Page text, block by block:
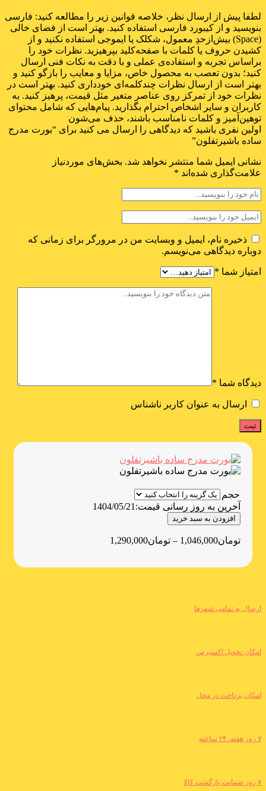
لطفا پیش از ارسال نظر، خلاصه قوانین زیر را مطالعه کنید: فارسی
بنویسید و از کیبورد فارسی استفاده کنید. بهتر است از فضای خالی
(Space) بیش‌از‌حدِ معمول، شکلک یا ایموجی استفاده نکنید و از
کشیدن حروف یا کلمات با صفحه‌کلید بپرهیزید. نظرات خود را
براساس تجربه و استفاده‌ی عملی و با دقت به نکات فنی ارسال
کنید؛ بدون تعصب به محصول خاص، مزایا و معایب را بازگو کنید و
بهتر است از ارسال نظرات چندکلمه‌‌ای خودداری کنید. بهتر است در
نظرات خود از تمرکز روی عناصر متغیر مثل قیمت، پرهیز کنید. به
کاربران و سایر اشخاص احترام بگذارید. پیام‌هایی که شامل محتوای
توهین‌آمیز و کلمات نامناسب باشند، حذف می‌شون
اولین نفری باشید که دیدگاهی را ارسال می کنید برای “بورت مدرج
ساده باشیرتفلون”
نشانی ایمیل شما منتشر نخواهد شد. بخش‌های موردنیاز
علامت‌گذاری شده‌اند *
ذخیره نام، ایمیل و وبسایت من در مرورگر برای زمانی که
دوباره دیدگاهی می‌نویسم.
امتیاز شما *
دیدگاه شما *
ارسال به عنوان کاربر ناشناس
حجم
آخرین به روز رسانی قیمت: 1404/05/21
افزودن به سبد خرید
تومان1,046,000
– تومان1,290,000
ارسال به تمامی شهرها
امکان تحویل اکسپرس
امکان پرداخت در محل
۷ روز هفته، ۲۴ ساعته
۷ روز ضمانت بازگشت کالا